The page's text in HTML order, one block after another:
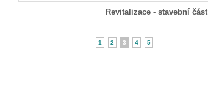
Revitalizace - stavební část
1 2 3 4 5